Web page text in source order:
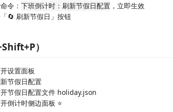
令： 下班倒计时：刷新节假日配置 ，立即生效
🔄 刷新节假日」按钮
）
设置面板
节假日配置
节假日配置文件 holiday.json
倒计时侧边面板 ⭐